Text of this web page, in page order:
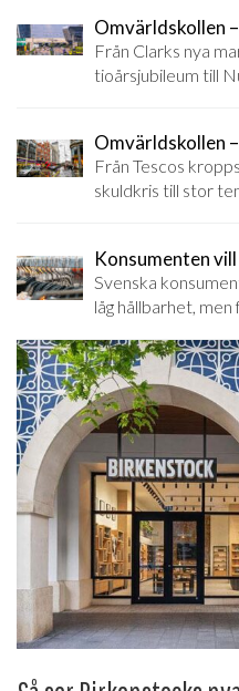
Omvärldskollen
Från Clarks nya
tioårsjubileum till
Omvärldskollen
Från Tescos
skuldkris till stor
Konsumenten
Svenska
låg hållbarhet,